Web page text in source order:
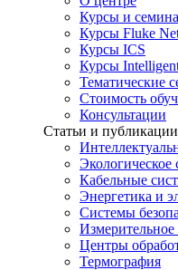
Курсы и
Курсы Fluke
Курсы ICS
Курсы
Тематические
Стоимость
Консультации
Статьи и публикации
Экологическое
Кабельные
Энергетика и
Системы
Измерительное
Центры
Термография